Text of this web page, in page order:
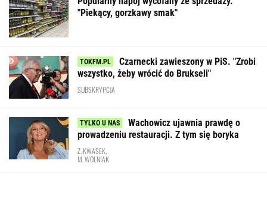
"Piekący, gorzkawy smak"
Czarnecki zawieszony w PiS. "Zrobi
wszystko, żeby wrócić do Brukseli"
SUBSKRYPCJA
Wachowicz ujawnia prawdę o
prowadzeniu restauracji. Z tym się boryka
Z. KWASEK,
M. WOLNIAK